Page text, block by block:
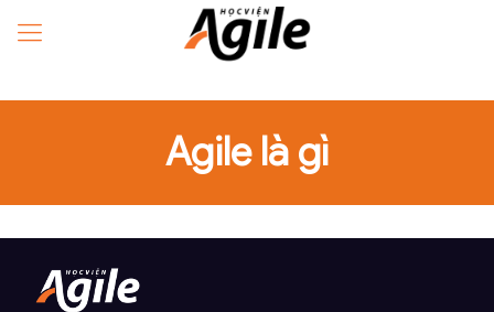
Agile là gì